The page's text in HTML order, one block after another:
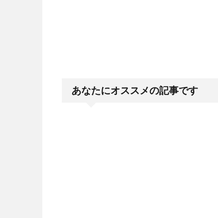
あなたにオススメの記事です